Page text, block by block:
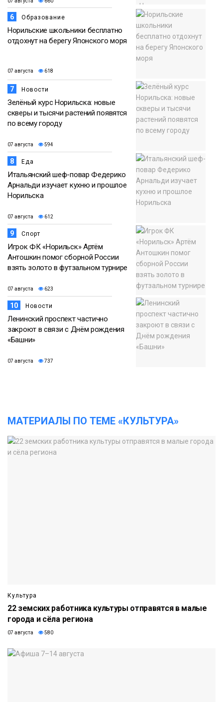
6 Образование
Норильские школьники бесплатно
отдохнут на берегу Японского моря
07 августа 618
7 Новости
Зелёный курс Норильска: новые
скверы и тысячи растений появятся
по всему городу
07 августа 594
8 Еда
Итальянский шеф-повар Федерико
Арнальди изучает кухню и прошлое
Норильска
07 августа 612
9 Спорт
Игрок ФК «Норильск» Артём
Антошкин помог сборной России
взять золото в футзальном турнире
07 августа 623
10 Новости
Ленинский проспект частично
закроют в связи с Днём рождения
«Башни»
07 августа 737
МАТЕРИАЛЫ ПО ТЕМЕ «КУЛЬТУРА»
Культура
22 земских работника культуры отправятся в малые
города и сёла региона
07 августа 580